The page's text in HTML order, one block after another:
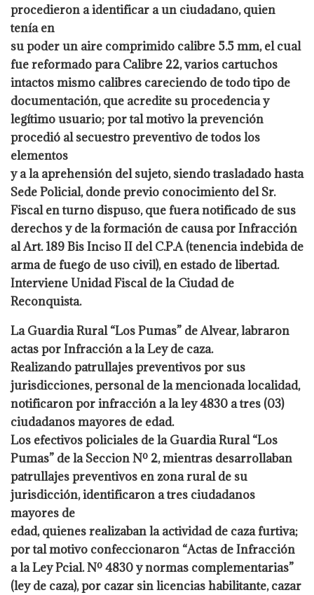
procedieron a identificar a un ciudadano, quien
tenía en
su poder un aire comprimido calibre 5.5 mm, el cual
fue reformado para Calibre 22, varios cartuchos
intactos mismo calibres careciendo de todo tipo de
documentación, que acredite su procedencia y
legítimo usuario; por tal motivo la prevención
procedió al secuestro preventivo de todos los
elementos
y a la aprehensión del sujeto, siendo trasladado hasta
Sede Policial, donde previo conocimiento del Sr.
Fiscal en turno dispuso, que fuera notificado de sus
derechos y de la formación de causa por Infracción
al Art. 189 Bis Inciso II del C.P.A (tenencia indebida de
arma de fuego de uso civil), en estado de libertad.
Interviene Unidad Fiscal de la Ciudad de
Reconquista.
La Guardia Rural “Los Pumas” de Alvear, labraron
actas por Infracción a la Ley de caza.
Realizando patrullajes preventivos por sus
jurisdicciones, personal de la mencionada localidad,
notificaron por infracción a la ley 4830 a tres (03)
ciudadanos mayores de edad.
Los efectivos policiales de la Guardia Rural “Los
Pumas” de la Seccion Nº 2, mientras desarrollaban
patrullajes preventivos en zona rural de su
jurisdicción, identificaron a tres ciudadanos
mayores de
edad, quienes realizaban la actividad de caza furtiva;
por tal motivo confeccionaron “Actas de Infracción
a la Ley Pcial. Nº 4830 y normas complementarias”
(ley de caza), por cazar sin licencias habilitante, cazar